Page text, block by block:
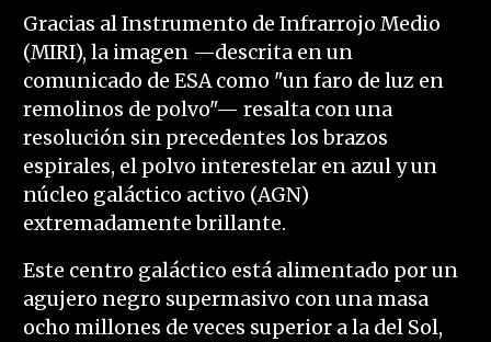
Gracias al Instrumento de Infrarrojo Medio
(MIRI), la imagen —descrita en un
comunicado de ESA como "un faro de luz en
remolinos de polvo"— resalta con una
resolución sin precedentes los brazos
espirales, el polvo interestelar en azul y un
núcleo galáctico activo (AGN)
extremadamente brillante.
Este centro galáctico está alimentado por un
agujero negro supermasivo con una masa
ocho millones de veces superior a la del Sol,